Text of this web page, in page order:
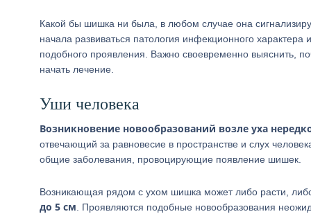
Какой бы шишка ни была, в любом случае она
начала развиваться патология инфекционного
подобного проявления. Важно своевременно выяснить,
начать лечение.
Уши человека
Возникновение новообразований возле уха
отвечающий за равновесие в пространстве и слух
общие заболевания, провоцирующие появление шишек.
Возникающая рядом с ухом шишка может либо расти,
до 5 см . Проявляются подобные новообразования